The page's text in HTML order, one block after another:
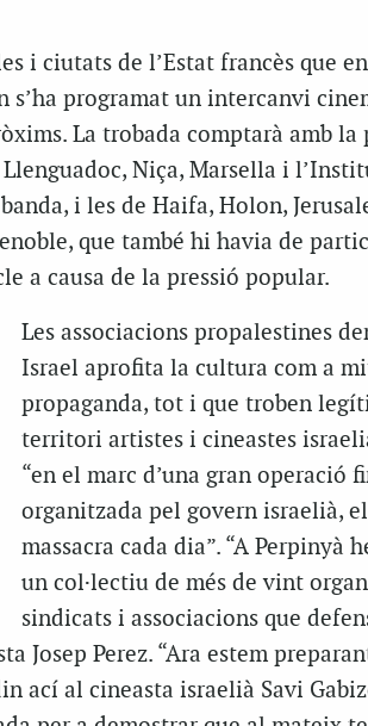
i ciutats de l’Estat francès que
s’ha programat un intercanvi
La trobada comptarà amb
Niça, Marsella i
i les de Haifa, Holon,
que també hi havia de
a causa de la pressió popular.
Les associacions propalestines
Israel aprofita la cultura com a
propaganda, tot i que troben
territori artistes i cineastes
“en el marc d’una gran operació
organitzada pel govern israelià,
massacra cada dia”. “A Perpinyà
un col·lectiu de més de vint
sindicats i associacions que
Josep Perez. “Ara estem
ací al cineasta israelià Savi